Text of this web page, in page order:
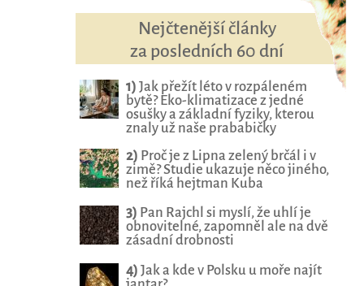
Nejčtenější články
za posledních 60 dní
1) Jak přežít léto v rozpáleném
bytě? Eko-klimatizace z jedné
osušky a základní fyziky, kterou
znaly už naše prababičky
2) Proč je z Lipna zelený brčál i v
zimě? Studie ukazuje něco jiného,
než říká hejtman Kuba
3) Pan Rajchl si myslí, že uhlí je
obnovitelné, zapomněl ale na dvě
zásadní drobnosti
4) Jak a kde v Polsku u moře najít